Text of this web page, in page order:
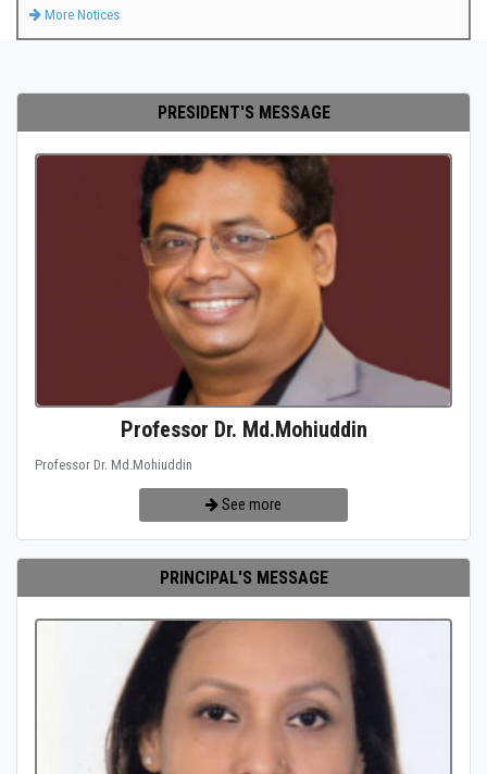
More Notices
PRESIDENT'S MESSAGE
Professor Dr. Md.Mohiuddin
Professor Dr. Md.Mohiuddin
See more
PRINCIPAL'S MESSAGE